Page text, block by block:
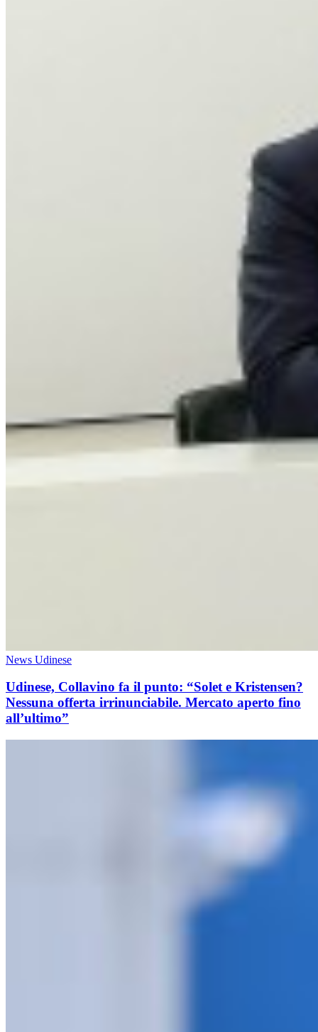
News Udinese
Udinese, Collavino fa il punto: “Solet e Kristensen?
Nessuna offerta irrinunciabile. Mercato aperto fino
all’ultimo”